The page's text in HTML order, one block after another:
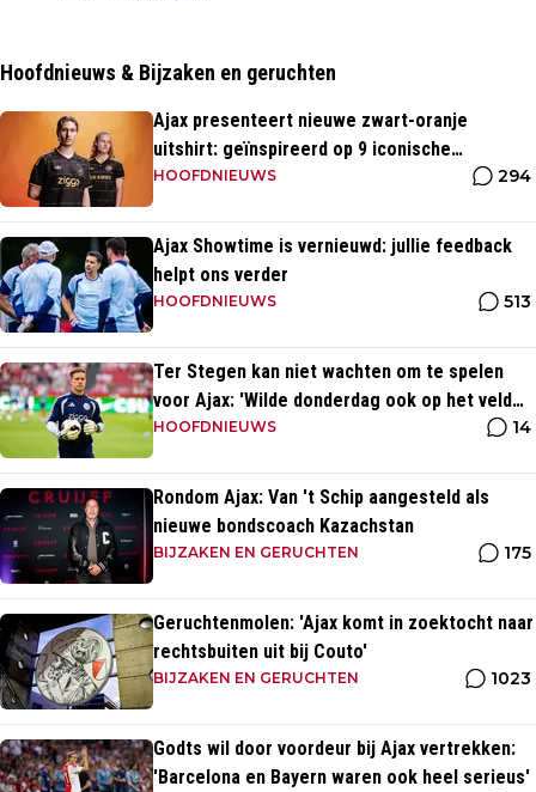
Hoofdnieuws & Bijzaken en geruchten
Ajax presenteert nieuwe zwart-oranje
uitshirt: geïnspireerd op 9 iconische
momenten uit clubhistorie
HOOFDNIEUWS 294
Ajax Showtime is vernieuwd: jullie feedback
helpt ons verder
HOOFDNIEUWS 513
Ter Stegen kan niet wachten om te spelen
voor Ajax: 'Wilde donderdag ook op het veld
staan'
HOOFDNIEUWS 14
Rondom Ajax: Van 't Schip aangesteld als
nieuwe bondscoach Kazachstan
BIJZAKEN EN GERUCHTEN 175
Geruchtenmolen: 'Ajax komt in zoektocht naar
rechtsbuiten uit bij Couto'
BIJZAKEN EN GERUCHTEN 1023
Godts wil door voordeur bij Ajax vertrekken:
'Barcelona en Bayern waren ook heel serieus'